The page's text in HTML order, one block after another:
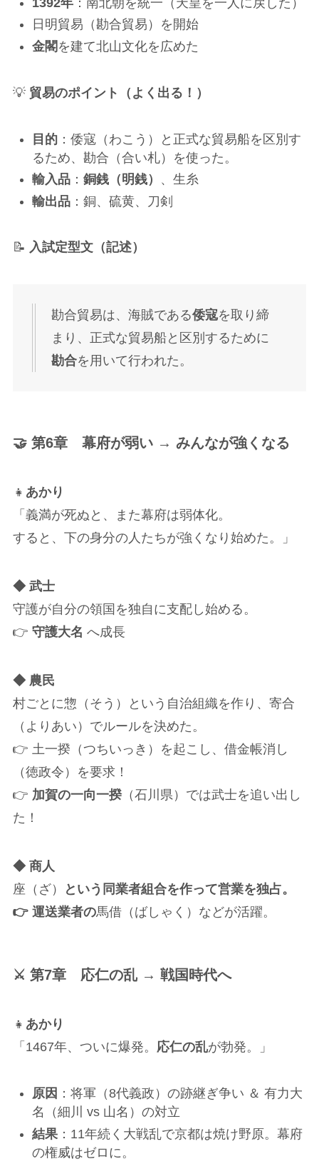
日明貿易（勘合貿易）を開始
金閣 を建て北山文化を広めた
💡 貿易のポイント（よく出る！）
目的：倭寇（わこう）と正式な貿易船を区別す
るため、勘合（合い札）を使った。
輸入品： 銅銭（明銭）
、生糸
輸出品：銅、硫黄、刀剣
📝 入試定型文（記述）
勘合貿易は、海賊である倭寇を取り締
まり、正式な貿易船と区別するために
勘合を用いて行われた。
🤝 第6章 幕府が弱い → みんなが強くなる
👧 あかり
「義満が死ぬと、また幕府は弱体化。
すると、下の身分の人たちが強くなり始めた。」
◆ 武士
守護が自分の領国を独自に支配し始める。
👉 守護大名 へ成長
◆ 農民
村ごとに惣（そう）という自治組織を作り、寄合
（よりあい）でルールを決めた。
👉 土一揆（つちいっき）を起こし、借金帳消し
（徳政令）を要求！
👉 加賀の一向一揆（石川県）では武士を追い出し
た！
◆ 商人
座（ざ）
という同業者組合を作って営業を独占。
👉 運送業者の馬借（ばしゃく）などが活躍。
⚔ 第7章 応仁の乱 → 戦国時代へ
👧 あかり
「1467年、ついに爆発。 応仁の乱が勃発。」
原因 ：将軍（8代義政）の跡継ぎ争い ＆ 有力大
名（細川 vs 山名）の対立
結果：11年続く大戦乱で京都は焼け野原。幕府
の権威はゼロに。